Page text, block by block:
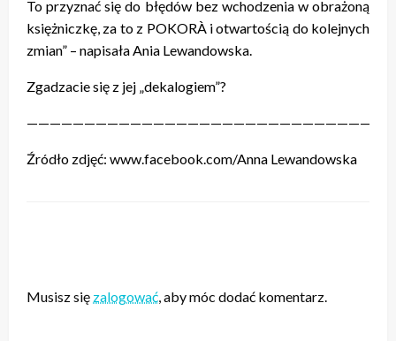
To przyznać się do błędów bez wchodzenia w obrażoną
księżniczkę, za to z POKORÀ i otwartością do kolejnych
zmian” – napisała Ania Lewandowska.
Zgadzacie się z jej „dekalogiem”?
Źródło zdjęć: www.facebook.com/Anna Lewandowska
Musisz się zalogować, aby móc dodać komentarz.